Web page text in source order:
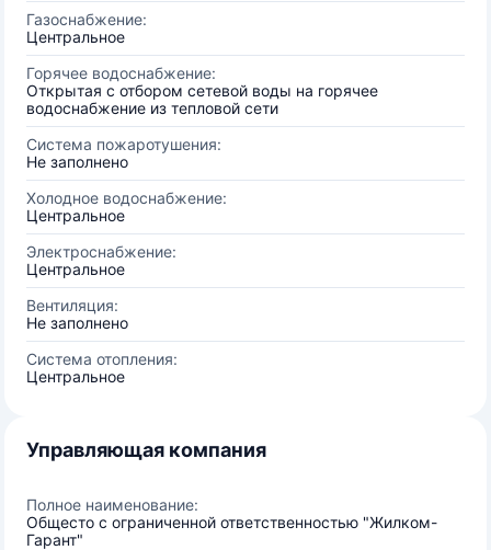
Газоснабжение:
Центральное
Горячее водоснабжение:
Открытая с отбором сетевой воды на горячее
водоснабжение из тепловой сети
Система пожаротушения:
Не заполнено
Холодное водоснабжение:
Центральное
Электроснабжение:
Центральное
Вентиляция:
Не заполнено
Система отопления:
Центральное
Управляющая компания
Полное наименование:
Общесто с ограниченной ответственностью "Жилком-
Гарант"